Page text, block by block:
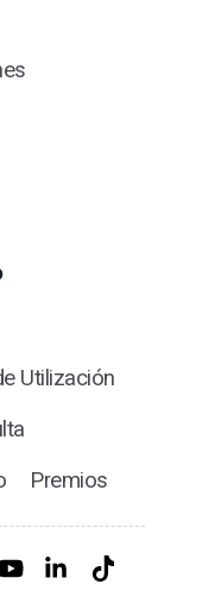
Utilización
Premios